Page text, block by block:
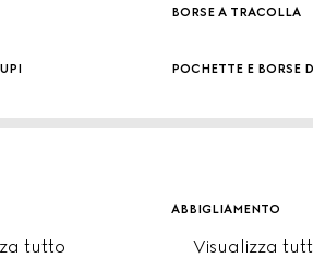
borse a tracolla
pochette e borse
tutto
abbigliamento
Visualizza